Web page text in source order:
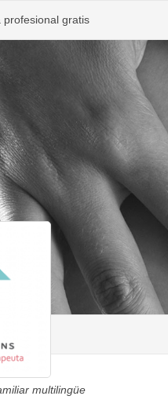
profesional gratis
multilingüe